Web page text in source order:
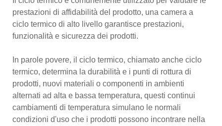
prestazioni di affidabilità del prodotto, una camera a
ciclo termico di alto livello garantisce prestazioni,
funzionalità e sicurezza dei prodotti.
In parole povere, il ciclo termico, chiamato anche ciclo
termico, determina la durabilità e i punti di rottura di
prodotti, nuovi materiali o componenti in ambienti
alternati ad alta e bassa temperatura, questi continui
cambiamenti di temperatura simulano le normali
condizioni d'uso che i prodotti possono incontrare nella